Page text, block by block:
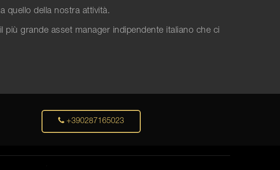
quello della nostra attività.
grande asset manager indipendente italiano che ci
+390287165023